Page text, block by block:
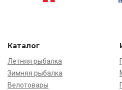
Каталог
Летняя рыбалка
Зимняя рыбалка
Велотовары